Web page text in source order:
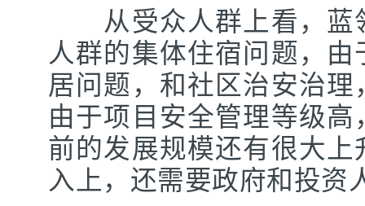
从受众人群上看，蓝
人群的集体住宿问题，
居问题，和社区治安治
由于项目安全管理等级
前的发展规模还有很大
入上，还需要政府和投资